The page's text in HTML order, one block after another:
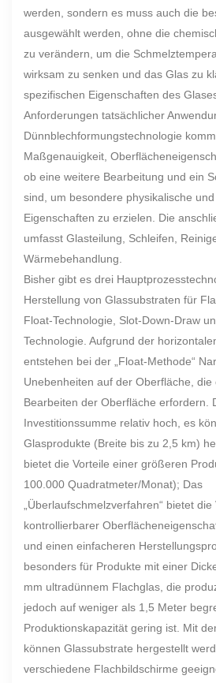
werden, sondern es muss auch die
ausgewählt werden, ohne die
zu verändern, um die
wirksam zu senken und das Glas zu
spezifischen Eigenschaften des
Anforderungen tatsächlicher
Dünnblechformungstechnologie
Maßgenauigkeit,
ob eine weitere Bearbeitung und ein
sind, um besondere physikalische
Eigenschaften zu erzielen. Die
umfasst Glasteilung, Schleifen,
Wärmebehandlung.
Bisher gibt es drei
Herstellung von Glassubstraten für
Float-Technologie, Slot-Down-Draw
Technologie. Aufgrund der
entstehen bei der „Float-Methode“
Unebenheiten auf der Oberfläche, die
Bearbeiten der Oberfläche erfordern.
Investitionssumme relativ hoch, es
Glasprodukte (Breite bis zu 2,5 km)
bietet die Vorteile einer größeren
100.000 Quadratmeter/Monat); Das
„Überlaufschmelzverfahren“ bietet
kontrollierbarer
und einen einfacheren
besonders für Produkte mit einer
mm ultradünnem Flachglas, die
jedoch auf weniger als 1,5 Meter
Produktionskapazität gering ist. Mit
können Glassubstrate hergestellt
verschiedene Flachbildschirme